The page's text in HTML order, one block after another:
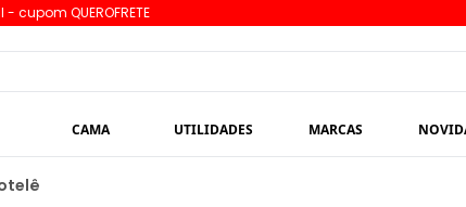
cupom QUEROFRETE
CAMA UTILIDADES MARCAS